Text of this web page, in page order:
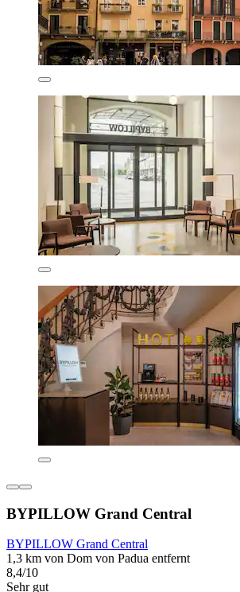
BYPILLOW Grand Central
BYPILLOW Grand Central
1,3 km von Dom von Padua entfernt
8,4/10
Sehr gut